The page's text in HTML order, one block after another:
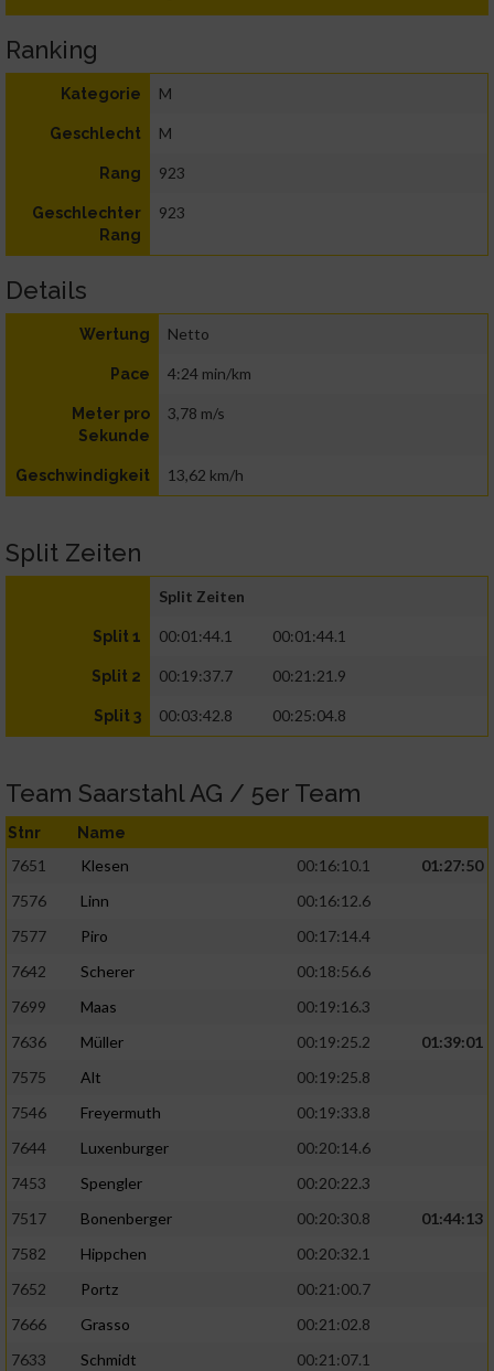
Ranking
Kategorie M
Geschlecht M
Rang 923
Geschlechter
Rang
923
Details
Wertung Netto
Pace 4:24 min/km
Meter pro
Sekunde
3,78 m/s
Geschwindigkeit 13,62 km/h
Split Zeiten
Split Zeiten
Split 1 00:01:44.1 00:01:44.1
Split 2 00:19:37.7 00:21:21.9
Split 3 00:03:42.8 00:25:04.8
Team Saarstahl AG / 5er Team
Stnr Name
7651 Klesen 00:16:10.1
01:27:50
7576
Linn
00:16:12.6
7577
Piro
00:17:14.4
7642
Scherer
00:18:56.6
7699
Maas
00:19:16.3
7636
Müller 00:19:25.2
01:39:01
7575
Alt
00:19:25.8
7546
Freyermuth
00:19:33.8
7644
Luxenburger
00:20:14.6
7453
Spengler
00:20:22.3
7517
Bonenberger 00:20:30.8
01:44:13
7582
Hippchen
00:20:32.1
7652
Portz
00:21:00.7
7666
Grasso
00:21:02.8
7633
Schmidt
00:21:07.1